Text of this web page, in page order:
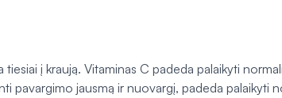
į kraują. Vitaminas C padeda palaikyti
pavargimo jausmą ir nuovargį, padeda palaikyti